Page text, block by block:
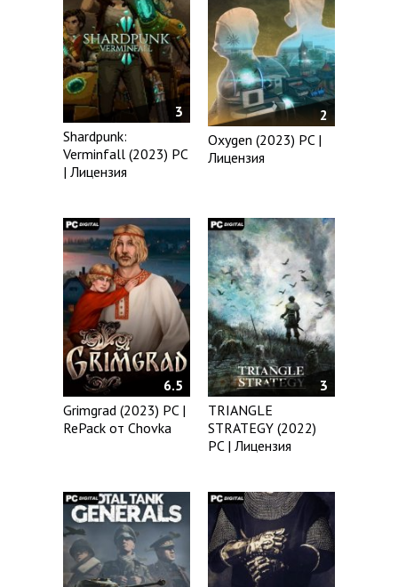
3
Shardpunk:
Verminfall (2023) PC
| Лицензия
2
Oxygen (2023) PC |
Лицензия
6.5
Grimgrad (2023) PC |
RePack от Chovka
3
TRIANGLE
STRATEGY (2022)
PC | Лицензия